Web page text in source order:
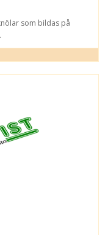
som bildas på